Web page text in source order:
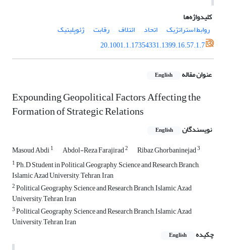
کلیدواژه‌ها
روابط استراتژیک
اتحاد ائتلاف رقابت
ژئوپلیتیک
20.1001.1.17354331.1399.16.57.1.7
عنوان مقاله English
Expounding Geopolitical Factors Affecting the
Formation of Strategic Relations
نویسندگان English
Masoud Abdi1 Abdol-Reza Farajirad2 Ribaz Ghorbaninejad3
1Ph.D Student in Political Geography, Science and Research Branch,
Islamic Azad University, Tehran, Iran
2Political Geography, Science and Research Branch, Islamic Azad
University, Tehran, Iran
3Political Geography, Science and Research Branch, Islamic Azad
University, Tehran, Iran
چکیده
English